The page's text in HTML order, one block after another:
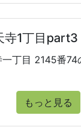
寺1丁目part3
一丁目 2145番
もっと見る